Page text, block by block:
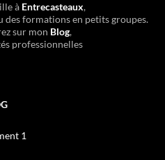
à Entrecasteaux,
des formations en petits groupes.
sur mon Blog,
professionnelles
1